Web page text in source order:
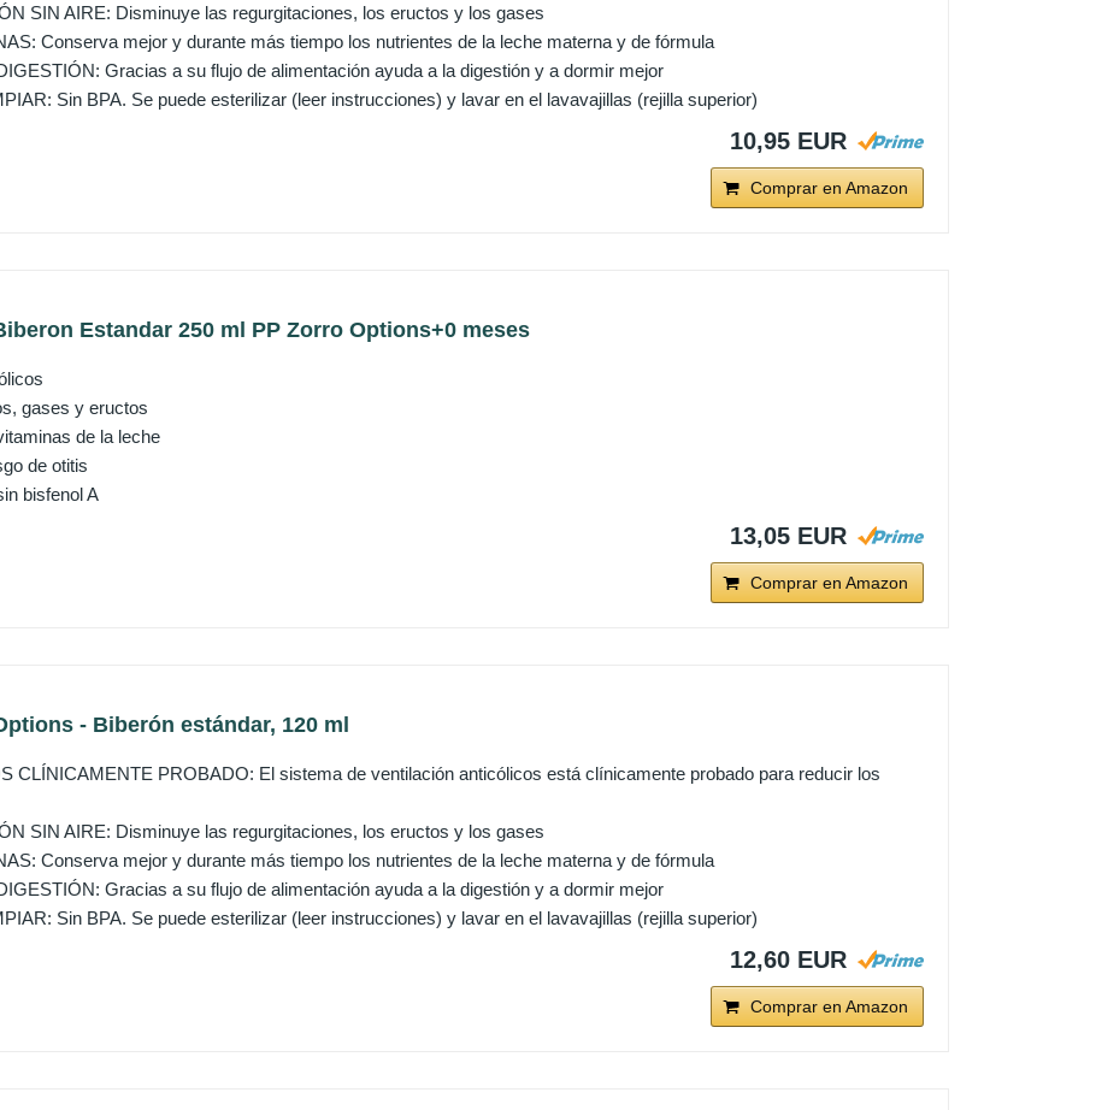
SIN AIRE: Disminuye las regurgitaciones, los eructos y los gases
Conserva mejor y durante más tiempo los nutrientes de la leche materna y de fórmula
Gracias a su flujo de alimentación ayuda a la digestión y a dormir mejor
Sin BPA. Se puede esterilizar (leer instrucciones) y lavar en el lavavajillas (rejilla superior)
10,95 EUR
Comprar en Amazon
Estandar 250 ml PP Zorro Options+0 meses
gases y eructos
de la leche
de otitis
bisfenol A
13,05 EUR
Comprar en Amazon
- Biberón estándar, 120 ml
CLÍNICAMENTE PROBADO: El sistema de ventilación anticólicos está clínicamente probado para reducir los
SIN AIRE: Disminuye las regurgitaciones, los eructos y los gases
Conserva mejor y durante más tiempo los nutrientes de la leche materna y de fórmula
Gracias a su flujo de alimentación ayuda a la digestión y a dormir mejor
Sin BPA. Se puede esterilizar (leer instrucciones) y lavar en el lavavajillas (rejilla superior)
12,60 EUR
Comprar en Amazon